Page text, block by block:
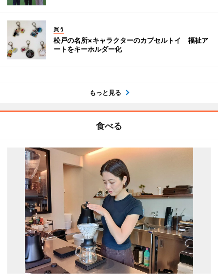
買う
松戸の名所×キャラクターのカプセルトイ 福祉ア
ートをキーホルダー化
もっと見る
食べる